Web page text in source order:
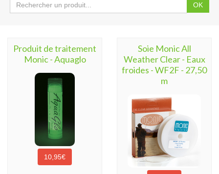
OK
Produit de traitement
Monic - Aquaglo
10,95€
Soie Monic All
Weather Clear - Eaux
froides - WF2F - 27,50
m